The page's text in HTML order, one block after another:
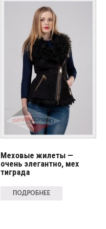
Меховые жилеты —
очень элегантно, мех
тиграда
ПОДРОБНЕЕ